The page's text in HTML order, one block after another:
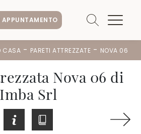
APPUNTAMENTO
CASA - PARETI ATTREZZATE - NOVA 06
Nova 06 di
Imba Srl